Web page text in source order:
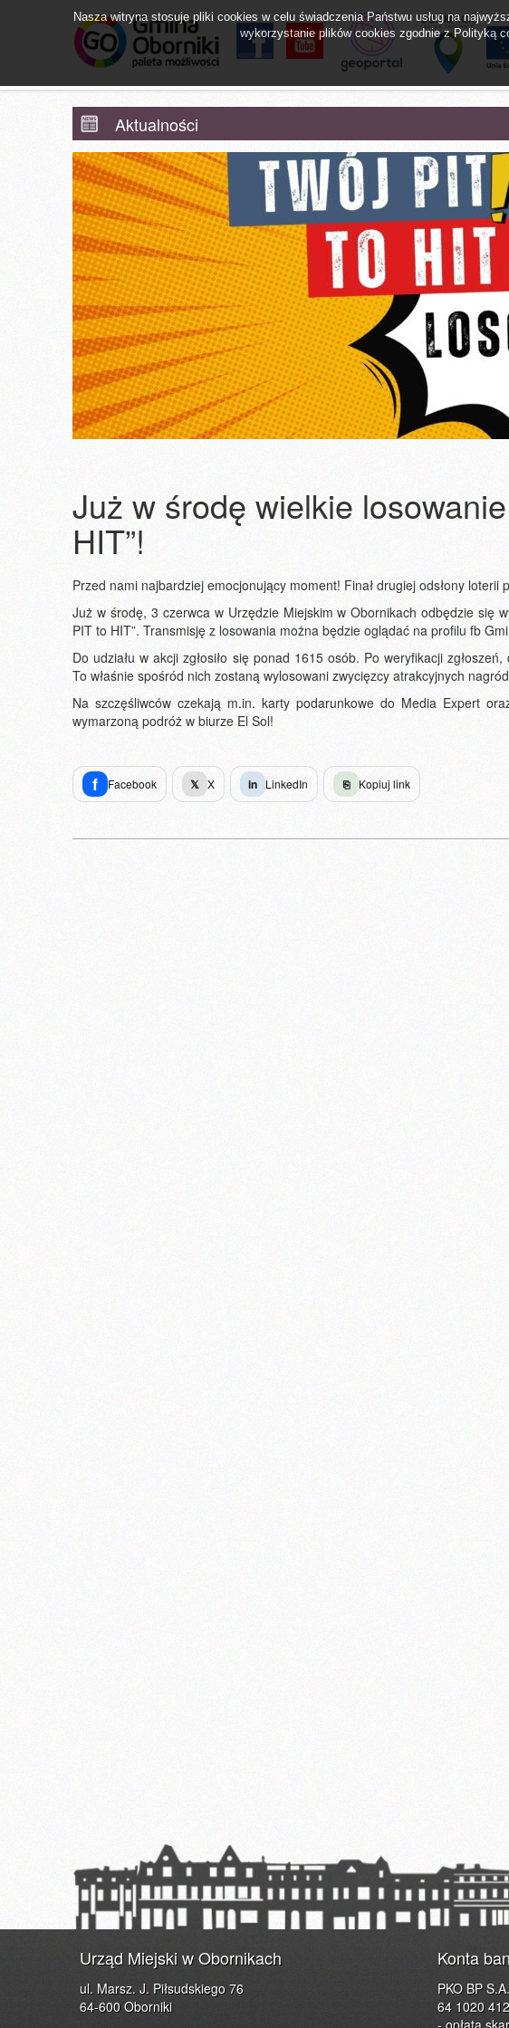
facebook Aktualności
Już w środę wielkie
HIT”!
Przed nami najbardziej emocjonujący moment! Finał drugiej odsłony
Już w środę, 3 czerwca w Urzędzie Miejskim w Obornikach odbędzie się
PIT to HIT”. Transmisję z losowania można będzie oglądać na profilu fb
Do udziału w akcji zgłosiło się ponad 1615 osób. Po weryfikacji
To właśnie spośród nich zostaną wylosowani zwycięzcy atrakcyjnych
Na szczęśliwców czekają m.in. karty podarunkowe do Media Expert
wymarzoną podróż w biurze El Sol!
f Facebook 𝕏 X in LinkedIn ⎘ Kopiuj link
Urząd Miejski w Obornikach
ul. Marsz. J. Piłsudskiego 76
64-600 Oborniki
Konta
PKO BP
64 1020
Nasza witryna stosuje pliki cookies w celu świadczenia Państwu usług na
wykorzystanie plików cookies zgodnie z Polityką